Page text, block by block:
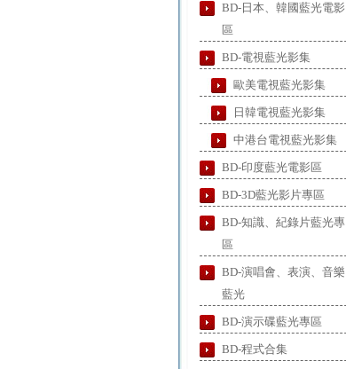
BD-日本、韓國藍光電影
區
BD-電視藍光影集
歐美電視藍光影集
日韓電視藍光影集
中港台電視藍光影集
BD-印度藍光電影區
BD-3D藍光影片專區
BD-知識、紀錄片藍光專
區
BD-演唱會、表演、音樂
藍光
BD-演示碟藍光專區
BD-程式合集